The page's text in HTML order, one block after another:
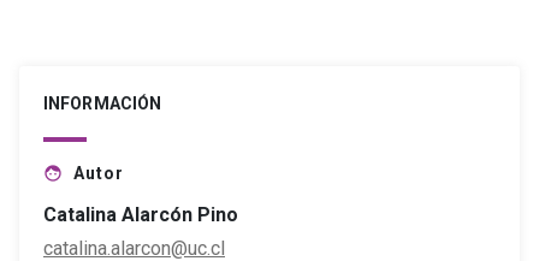
INFORMACIÓN
face Autor
Catalina Alarcón Pino
catalina.alarcon@uc.cl